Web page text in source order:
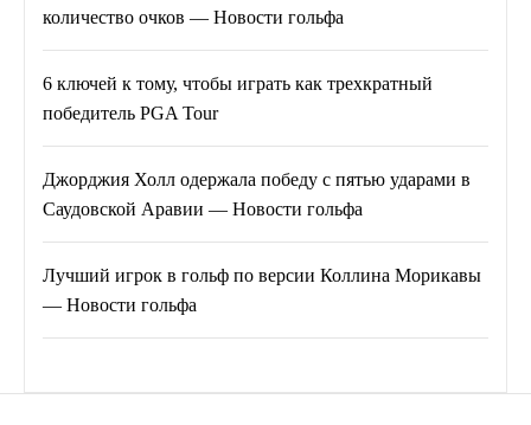
количество очков — Новости гольфа
6 ключей к тому, чтобы играть как трехкратный
победитель PGA Tour
Джорджия Холл одержала победу с пятью ударами в
Саудовской Аравии — Новости гольфа
Лучший игрок в гольф по версии Коллина Морикавы
— Новости гольфа